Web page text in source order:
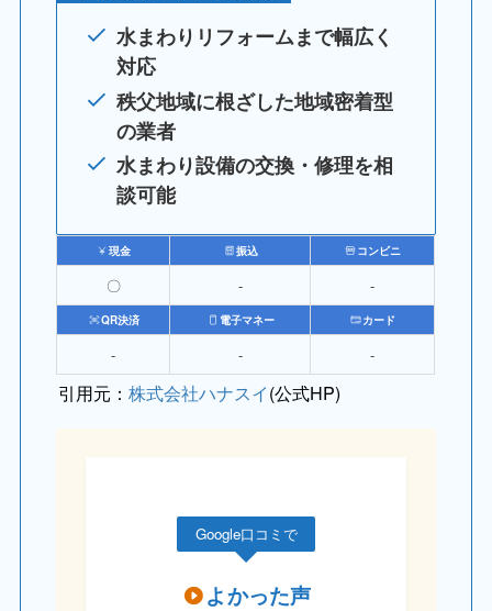
水まわりリフォームまで幅広く
対応
秩父地域に根ざした地域密着型
の業者
水まわり設備の交換・修理を相
談可能
現金 振込 コンビニ
〇 ‐ ‐
QR決済 電子マネー カード
‐ ‐ ‐
引用元：株式会社ハナスイ(公式HP)
Google口コミで
よかった声